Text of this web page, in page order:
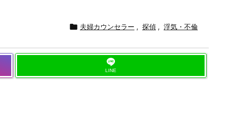
 夫婦カウンセラー , 探偵 , 浮気・不倫
LINE